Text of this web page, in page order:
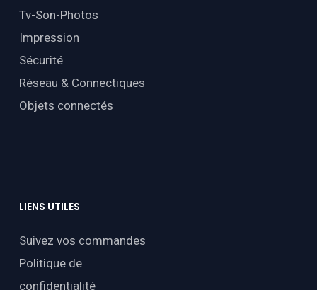
Tv-Son-Photos
Impression
Sécurité
Réseau & Connectiques
Objets connectés
LIENS UTILES
Suivez vos commandes
Politique de
confidentialité